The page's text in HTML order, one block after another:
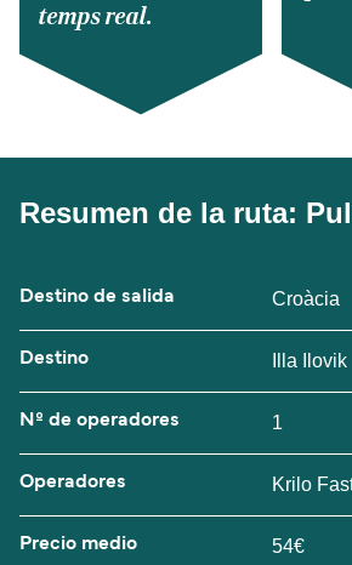
temps real.
Resumen de la ruta:
Destino de salida Croàcia
Destino Illa Ilovik
Nº de operadores 1
Operadores Krilo
Precio medio 54€